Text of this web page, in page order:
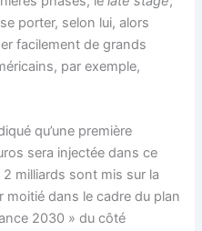
porter, selon lui, alors
facilement de grands
par exemple,
qu’une première
sera injectée dans ce
milliards sont mis sur la
dans le cadre du plan
2030 » du côté